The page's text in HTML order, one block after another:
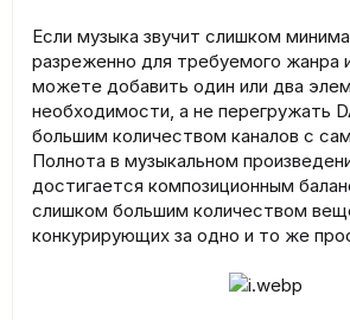
Если музыка звучит слишком
разреженно для требуемого жанра
можете добавить один или два
необходимости, а не перегружать
большим количеством каналов с
Полнота в музыкальном
достигается композиционным
слишком большим количеством
конкурирующих за одно и то же